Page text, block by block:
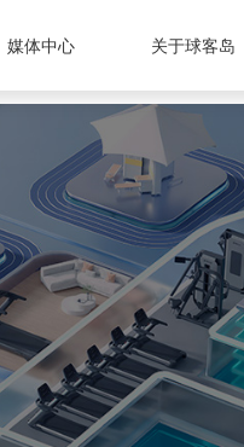
媒体中心 关于球客岛